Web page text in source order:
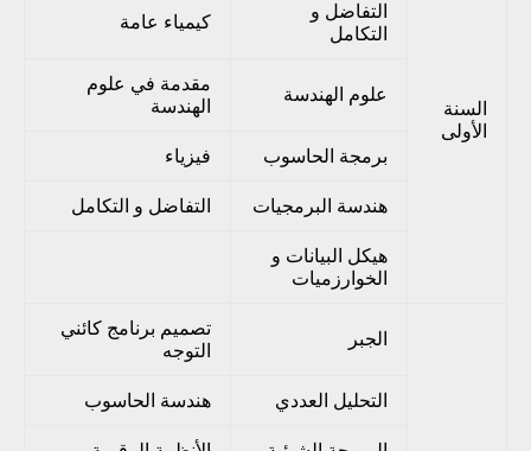
السنة
الأولى
التفاضل و
التكامل
كيمياء عامة
علوم الهندسة
مقدمة في علوم
الهندسة
برمجة الحاسوب فيزياء
هندسة البرمجيات التفاضل و التكامل
هيكل البيانات و
الخوارزميات
الجبر
تصميم برنامج كائني
التوجه
التحليل العددي هندسة الحاسوب